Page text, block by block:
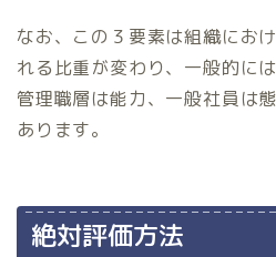
なお、この３要素は組織にお
れる比重が変わり、一般的に
管理職層は能力、一般社員は
あります。
絶対評価方法